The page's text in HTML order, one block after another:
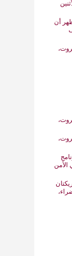
أن
الأمن